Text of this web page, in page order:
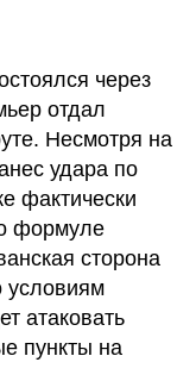
через
отдал
Несмотря на
удара по
фактически
формуле
сторона
условиям
атаковать
пункты на